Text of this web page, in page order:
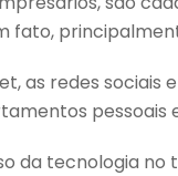
fato,
as redes sociais
pessoais
da tecnologia